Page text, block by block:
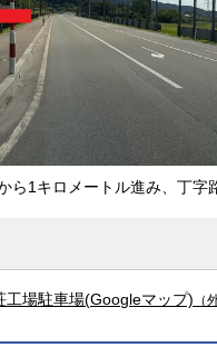
ら1キロメートル進み、丁字
工場駐車場(Googleマップ) （